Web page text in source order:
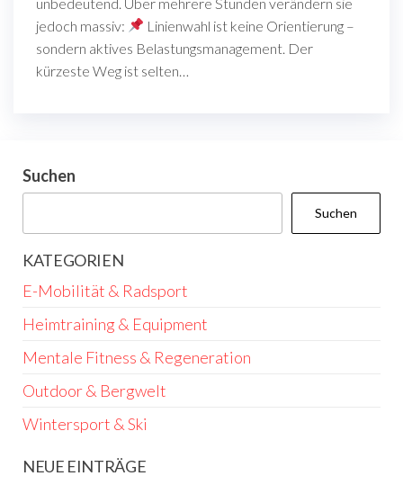
jedoch massiv:
Linienwahl ist keine Orientierung –
sondern aktives Belastungsmanagement. Der
kürzeste Weg ist selten…
Suchen
Suchen
KATEGORIEN
E-Mobilität & Radsport
Heimtraining & Equipment
Mentale Fitness & Regeneration
Outdoor & Bergwelt
Wintersport & Ski
NEUE EINTRÄGE